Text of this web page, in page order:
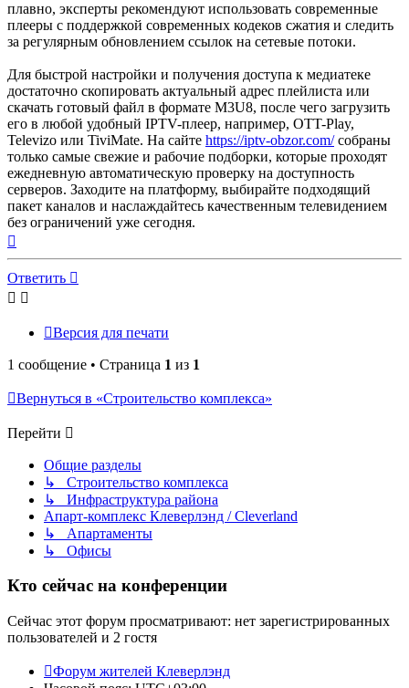
плавно, эксперты рекомендуют использовать современные
плееры с поддержкой современных кодеков сжатия и следить
за регулярным обновлением ссылок на сетевые потоки.
Для быстрой настройки и получения доступа к медиатеке
достаточно скопировать актуальный адрес плейлиста или
скачать готовый файл в формате M3U8, после чего загрузить
его в любой удобный IPTV-плеер, например, OTT-Play,
Televizo или TiviMate. На сайте https://iptv-obzor.com/собраны
только самые свежие и рабочие подборки, которые проходят
ежедневную автоматическую проверку на доступность
серверов. Заходите на платформу, выбирайте подходящий
пакет каналов и наслаждайтесь качественным телевидением
без ограничений уже сегодня.
началу
Ответить
Версия для печати
1 сообщение • Страница 1 из 1
Вернуться в «Строительство комплекса»
Перейти
Общие разделы
↳ Строительство комплекса
↳ Инфраструктура района
Апарт-комплекс Клеверлэнд / Cleverland
↳ Апартаменты
↳ Офисы
Кто сейчас на конференции
Сейчас этот форум просматривают: нет зарегистрированных
пользователей и 2 гостя
Форум жителей Клеверлэнд